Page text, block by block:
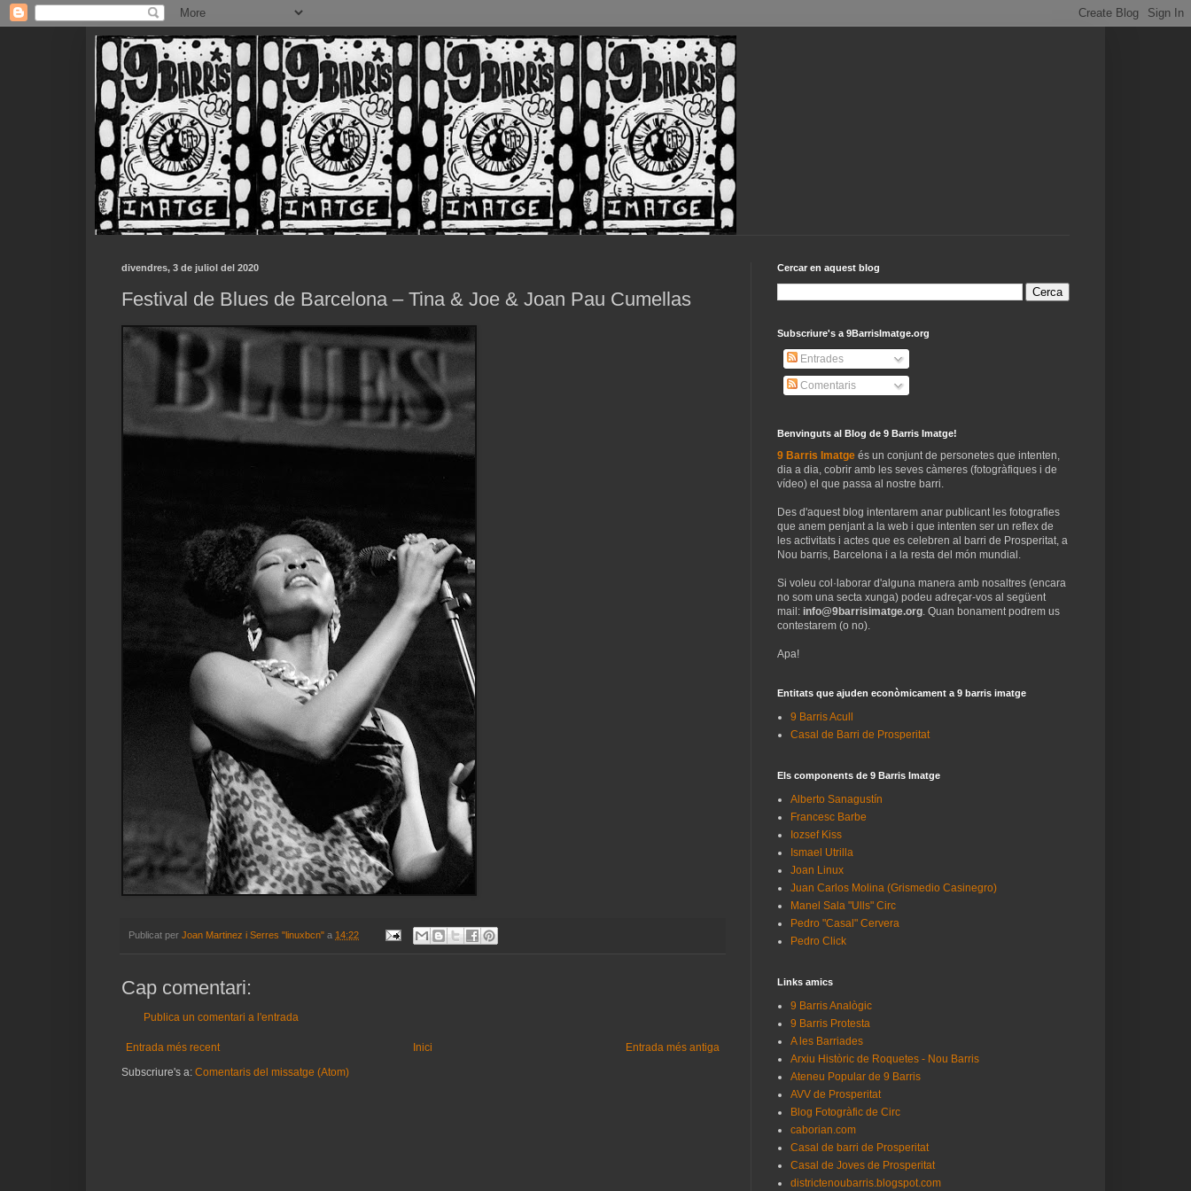
divendres, 3 de juliol del 2020
Festival de Blues de Barcelona – Tina & Joe & Joan Pau Cumellas
Publicat per Joan Martinez i Serres "linuxbcn" a 14:22
Cap comentari:
Publica un comentari a l'entrada
Entrada més recent Entrada més antiga
Inici
Subscriure's a: Comentaris del missatge (Atom)
Cercar en aquest blog
Subscriure's a 9BarrisImatge.org
Entrades
Comentaris
Benvinguts al Blog de 9 Barris Imatge!
9 Barris Imatge és un conjunt de personetes que intenten,
dia a dia, cobrir amb les seves càmeres (fotogràfiques i de
vídeo) el que passa al nostre barri.
Des d'aquest blog intentarem anar publicant les fotografies
que anem penjant a la web i que intenten ser un reflex de
les activitats i actes que es celebren al barri de Prosperitat, a
Nou barris, Barcelona i a la resta del món mundial.
Si voleu col·laborar d'alguna manera amb nosaltres (encara
no som una secta xunga) podeu adreçar-vos al següent
mail: info@9barrisimatge.org. Quan bonament podrem us
contestarem (o no).
Apa!
Entitats que ajuden econòmicament a 9 barris imatge
9 Barris Acull
Casal de Barri de Prosperitat
Els components de 9 Barris Imatge
Alberto Sanagustín
Francesc Barbe
Iozsef Kiss
Ismael Utrilla
Joan Linux
Juan Carlos Molina (Grismedio Casinegro)
Manel Sala "Ulls" Circ
Pedro "Casal" Cervera
Pedro Click
Links amics
9 Barris Analògic
9 Barris Protesta
A les Barriades
Arxiu Històric de Roquetes - Nou Barris
Ateneu Popular de 9 Barris
AVV de Prosperitat
Blog Fotogràfic de Circ
caborian.com
Casal de barri de Prosperitat
Casal de Joves de Prosperitat
districtenoubarris.blogspot.com